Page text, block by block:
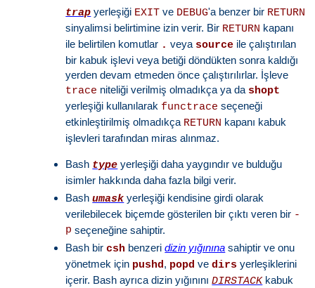
trap yerleşiği EXIT ve DEBUG'a benzer bir RETURN
sinyalimsi belirtimine izin verir. Bir RETURN kapanı
ile belirtilen komutlar . veya source ile çalıştırılan
bir kabuk işlevi veya betiği döndükten sonra kaldığı
yerden devam etmeden önce çalıştırılırlar. İşleve
trace niteliği verilmiş olmadıkça ya da shopt
yerleşiği kullanılarak functrace seçeneği
etkinleştirilmiş olmadıkça RETURN kapanı kabuk
işlevleri tarafından miras alınmaz.
Bash type yerleşiği daha yaygındır ve bulduğu
isimler hakkında daha fazla bilgi verir.
Bashumask yerleşiği kendisine girdi olarak
verilebilecek biçemde gösterilen bir çıktı veren bir -
p seçeneğine sahiptir.
Bash bircsh benzeridizin yığınına sahiptir ve onu
yönetmek için pushd, popd vedirs yerleşiklerini
içerir. Bash ayrıca dizin yığınınıDIRSTACKkabuk